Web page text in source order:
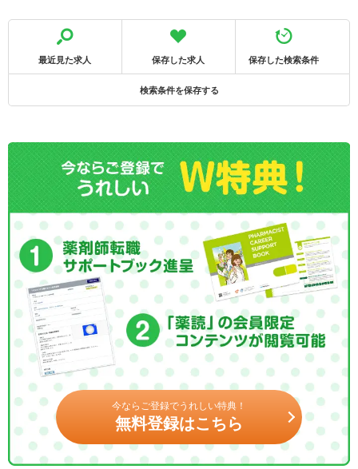
最近見た求人 保存した求人 保存した検索条件
検索条件を保存する
今ならご登録でうれしい特典！
無料登録はこちら